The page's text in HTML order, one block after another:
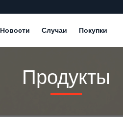
Новости Случаи Покупки
Продукты